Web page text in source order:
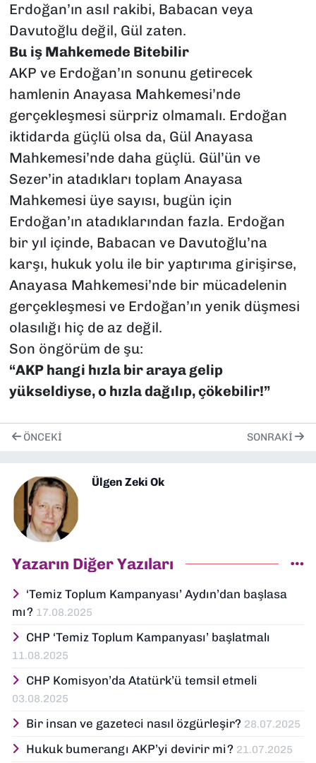
Erdoğan’ın asıl rakibi, Babacan veya
Davutoğlu değil, Gül zaten.
Bu iş Mahkemede Bitebilir
AKP ve Erdoğan’ın sonunu getirecek
hamlenin Anayasa Mahkemesi’nde
gerçekleşmesi sürpriz olmamalı. Erdoğan
iktidarda güçlü olsa da, Gül Anayasa
Mahkemesi’nde daha güçlü. Gül’ün ve
Sezer’in atadıkları toplam Anayasa
Mahkemesi üye sayısı, bugün için
Erdoğan’ın atadıklarından fazla. Erdoğan
bir yıl içinde, Babacan ve Davutoğlu’na
karşı, hukuk yolu ile bir yaptırıma girişirse,
Anayasa Mahkemesi’nde bir mücadelenin
gerçekleşmesi ve Erdoğan’ın yenik düşmesi
olasılığı hiç de az değil.
Son öngörüm de şu:
“AKP hangi hızla bir araya gelip
yükseldiyse, o hızla dağılıp, çökebilir!”
ÖNCEKI SONRAKI
Ülgen Zeki Ok
Yazarın Diğer Yazıları
‘Temiz Toplum Kampanyası’ Aydın’dan başlasa
mı? 17.08.2025
CHP ‘Temiz Toplum Kampanyası’ başlatmalı
11.08.2025
CHP Komisyon’da Atatürk’ü temsil etmeli
03.08.2025
Bir insan ve gazeteci nasıl özgürleşir? 28.07.2025
Hukuk bumerangı AKP’yi devirir mi? 21.07.2025